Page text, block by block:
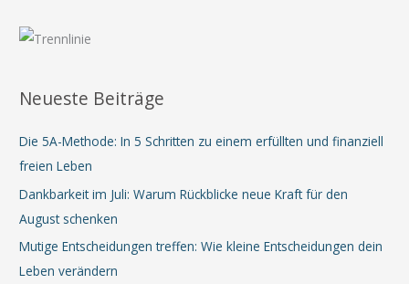
Neueste Beiträge
Die 5A-Methode: In 5 Schritten zu einem erfüllten und finanziell
freien Leben
Dankbarkeit im Juli: Warum Rückblicke neue Kraft für den
August schenken
Mutige Entscheidungen treffen: Wie kleine Entscheidungen dein
Leben verändern